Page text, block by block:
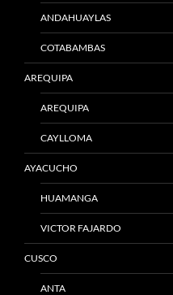
ANDAHUAYLAS
COTABAMBAS
AREQUIPA
AREQUIPA
CAYLLOMA
AYACUCHO
HUAMANGA
VICTOR FAJARDO
CUSCO
ANTA